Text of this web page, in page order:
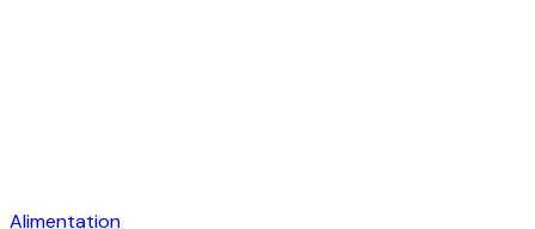
Alimentation